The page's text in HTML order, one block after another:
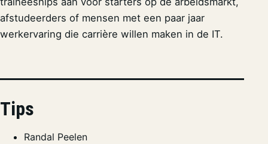
afstudeerders of mensen met een paar jaar
werkervaring die carrière willen maken in de IT.
Tips
Randal Peelen